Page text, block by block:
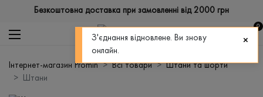
Безкоштовна доставка при замовленні від 2000 грн
0
Інтернет-магазин Promin Всі товари
Штани та шорти
Штани
З'єднання відновлене. Ви знову
онлайн.